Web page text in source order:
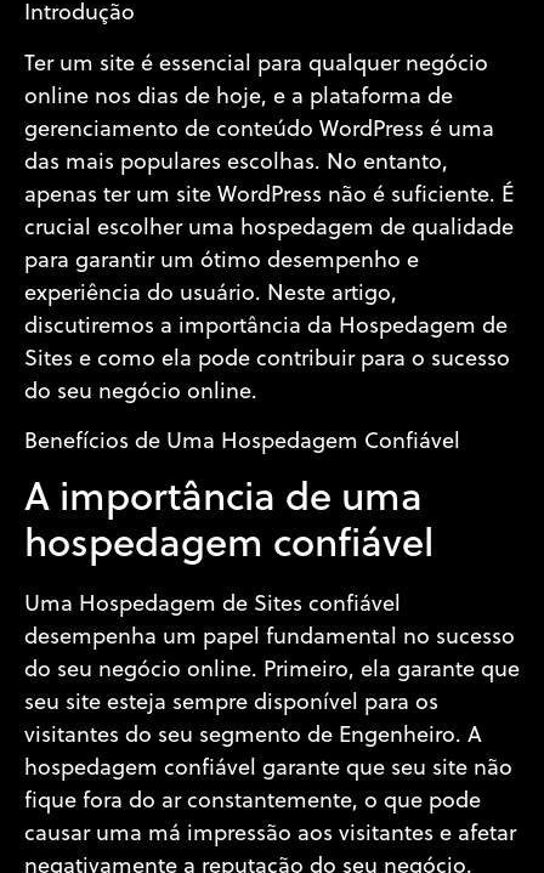
Introdução
Ter um site é essencial para qualquer negócio
online nos dias de hoje, e a plataforma de
gerenciamento de conteúdo WordPress é uma
das mais populares escolhas. No entanto,
apenas ter um site WordPress não é suficiente. É
crucial escolher uma hospedagem de qualidade
para garantir um ótimo desempenho e
experiência do usuário. Neste artigo,
discutiremos a importância da Hospedagem de
Sites e como ela pode contribuir para o sucesso
do seu negócio online.
Benefícios de Uma Hospedagem Confiável
A importância de uma
hospedagem confiável
Uma Hospedagem de Sites confiável
desempenha um papel fundamental no sucesso
do seu negócio online. Primeiro, ela garante que
seu site esteja sempre disponível para os
visitantes do seu segmento de Engenheiro. A
hospedagem confiável garante que seu site não
fique fora do ar constantemente, o que pode
causar uma má impressão aos visitantes e afetar
negativamente a reputação do seu negócio.